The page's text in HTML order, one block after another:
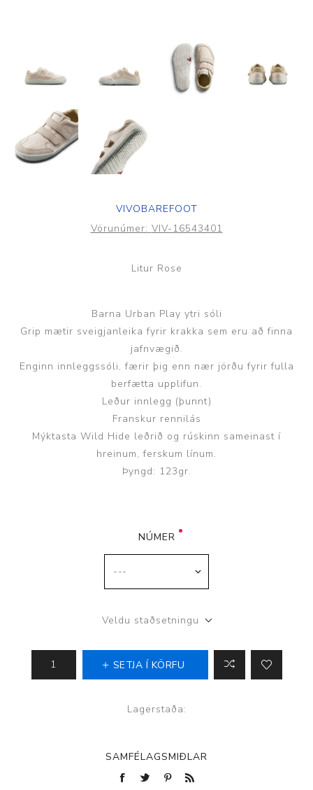
VIVOBAREFOOT
Vörunúmer: VIV-16543401
Litur Rose
Barna Urban Play ytri sóli
Grip mætir sveigjanleika fyrir krakka sem eru að finna
jafnvægið.
Enginn innleggssóli, færir þig enn nær jörðu fyrir fulla
berfætta upplifun.
Leður innlegg (þunnt)
Franskur rennilás
Mýktasta Wild Hide leðrið og rúskinn sameinast í
hreinum, ferskum línum.
Þyngd: 123gr.
NÚMER
Veldu staðsetningu
SETJA Í KÖRFU
Lagerstaða:
SAMFÉLAGSMIÐLAR